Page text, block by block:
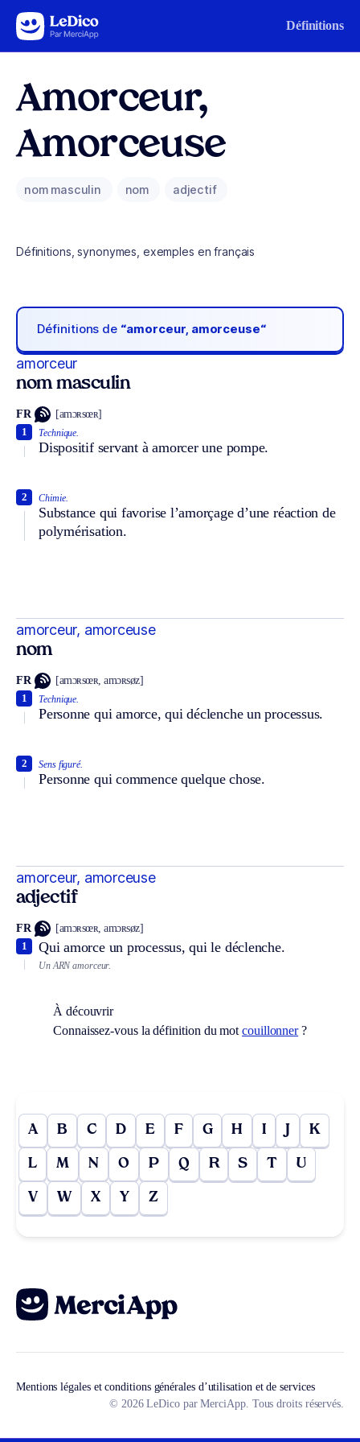
Aller au contenu Définitions
Amorceur,
Amorceuse
nom masculin nom adjectif
Définitions, synonymes, exemples en français
Définitions de “amorceur, amorceuse“
amorceur
nom masculin
FR [amɔʀsœʀ]
Technique.
Dispositif servant à amorcer une pompe.
1
Chimie.
Substance qui favorise l’amorçage d’une réaction de
polymérisation.
2
amorceur, amorceuse
nom
FR [amɔʀsœʀ, amɔʀsøz]
Technique.
Personne qui amorce, qui déclenche un processus.
1
Sens figuré.
Personne qui commence quelque chose.
2
amorceur, amorceuse
adjectif
FR [amɔʀsœʀ, amɔʀsøz]
Qui amorce un processus, qui le déclenche.
1
Un ARN amorceur.
À découvrir
Connaissez-vous la définition du motcouillonner?
A B C D E F G H I J K
L M N O P Q R S T U
V W X Y Z
Mentions légales et conditions générales d’utilisation et de services
© 2026 LeDico par MerciApp. Tous droits réservés.